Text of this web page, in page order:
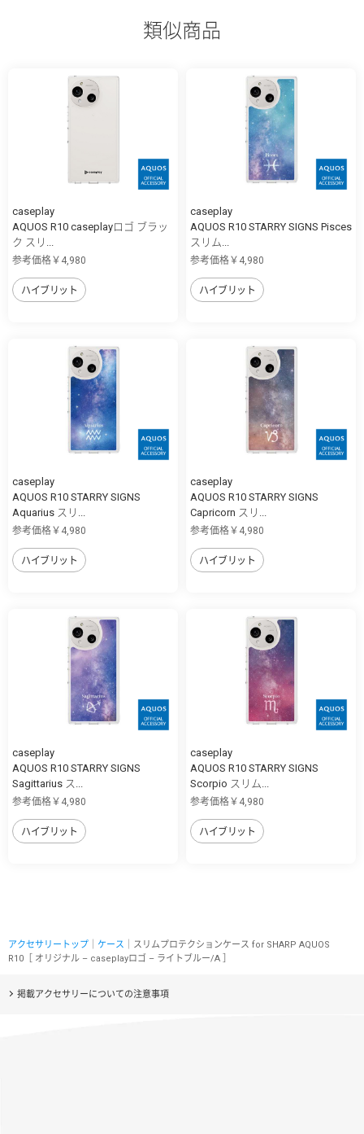
類似商品
caseplay
AQUOS R10 caseplayロゴ ブラッ
ク スリ...
参考価格￥4,980
ハイブリット
caseplay
AQUOS R10 STARRY SIGNS Pisces
スリム...
参考価格￥4,980
ハイブリット
caseplay
AQUOS R10 STARRY SIGNS
Aquarius スリ...
参考価格￥4,980
ハイブリット
caseplay
AQUOS R10 STARRY SIGNS
Capricorn スリ...
参考価格￥4,980
ハイブリット
caseplay
AQUOS R10 STARRY SIGNS
Sagittarius ス...
参考価格￥4,980
ハイブリット
caseplay
AQUOS R10 STARRY SIGNS
Scorpio スリム...
参考価格￥4,980
ハイブリット
アクセサリートップ ケース ｜スリムプロテクションケース for SHARP AQUOS
R10［ オリジナル – caseplayロゴ – ライトブルー/A ］
掲載アクセサリーについての注意事項